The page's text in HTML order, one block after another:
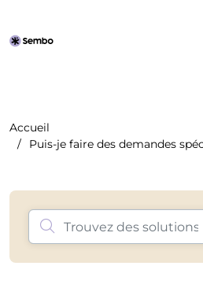
Accueil
Puis-je faire des demandes